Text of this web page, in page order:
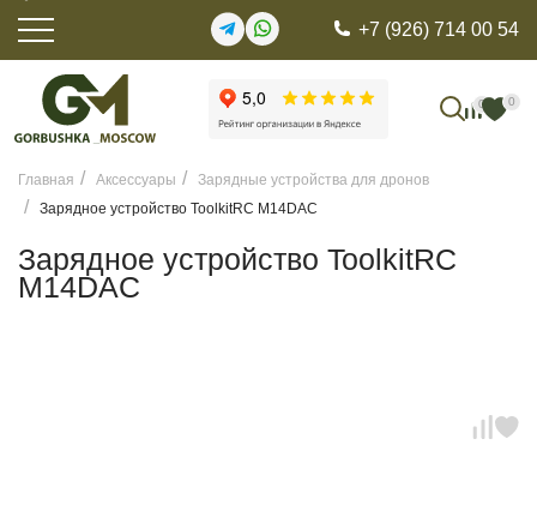
+7 (926) 714 00 54
0 0
Главная Аксессуары
Зарядные устройства для дронов
Зарядное устройство ToolkitRC M14DAC
Зарядное устройство ToolkitRC
M14DAC